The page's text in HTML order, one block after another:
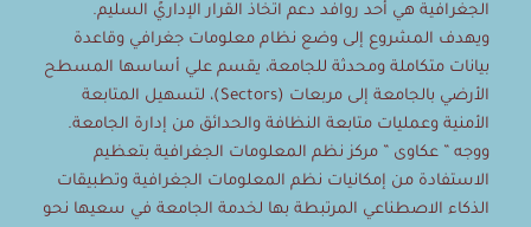
الجغرافية هي أحد روافد دعم اتخاذ القرار الإداريً السليم.
ويهدف المشروع إلى وضع نظام معلومات جغرافي وقاعدة
بيانات متكاملة ومحدثة للجامعة، يقسم علي أساسها المسطح
الأرضي بالجامعة إلى مربعات (Sectors)، لتسهيل المتابعة
الأمنية وعمليات متابعة النظافة والحدائق من إدارة الجامعة.
ووجه ” عكاوى ” مركز نظم المعلومات الجغرافية بتعظيم
الاستفادة من إمكانيات نظم المعلومات الجغرافية وتطبيقات
الذكاء الاصطناعي المرتبطة بها لخدمة الجامعة في سعيها نحو